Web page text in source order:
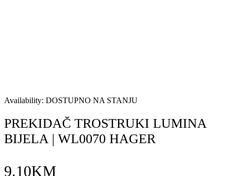
Availability: DOSTUPNO NA STANJU
PREKIDAČ TROSTRUKI LUMINA
BIJELA | WL0070 HAGER
9.10KM